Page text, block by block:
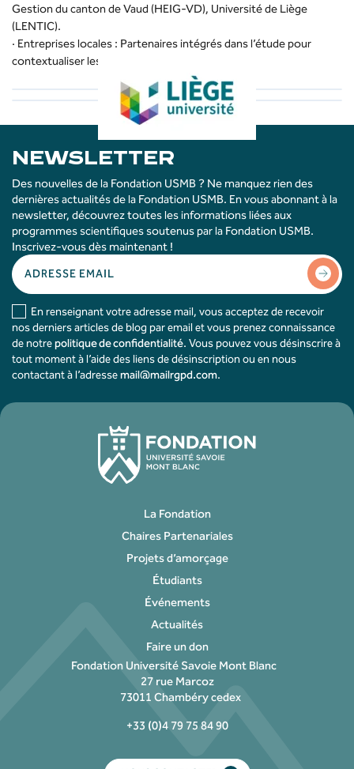
Gestion du canton de Vaud (HEIG-VD), Université de Liège
(LENTIC).
· Entreprises locales : Partenaires intégrés dans l’étude pour
contextualiser les résultats.
NEWSLETTER
Des nouvelles de la Fondation USMB ? Ne manquez rien des
dernières actualités de la Fondation USMB. En vous abonnant à la
newsletter, découvrez toutes les informations liées aux
programmes scientifiques soutenus par la Fondation USMB.
Inscrivez-vous dès maintenant !
En renseignant votre adresse mail, vous acceptez de recevoir
nos derniers articles de blog par email et vous prenez connaissance
de notrepolitique de confidentialité. Vous pouvez vous désinscrire à
tout moment à l’aide des liens de désinscription ou en nous
contactant à l’adressemail@mailrgpd.com.
La Fondation
Chaires Partenariales
Projets d’amorçage
Étudiants
Événements
Actualités
Faire un don
Fondation Université Savoie Mont Blanc
27 rue Marcoz
73011 Chambéry cedex
+33 (0)4 79 75 84 90